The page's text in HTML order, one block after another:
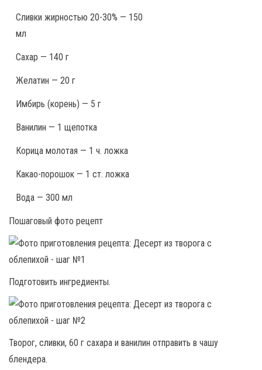
Сливки жирностью 20-30% — 150
мл
Сахар — 140 г
Желатин — 20 г
Имбирь (корень) — 5 г
Ванилин — 1 щепотка
Корица молотая — 1 ч. ложка
Какао-порошок — 1 ст. ложка
Вода — 300 мл
Пошаговый фото рецепт
Подготовить ингредиенты.
Творог, сливки, 60 г сахара и ванилин отправить в чашу
блендера.